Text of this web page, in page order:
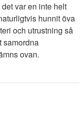
var en inte helt
hunnit öva
och utrustning så
samordna
ovan.